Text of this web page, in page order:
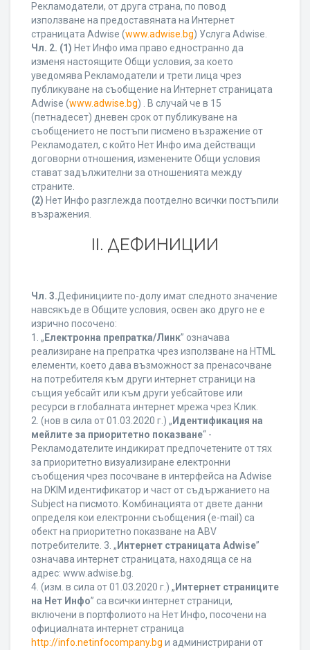
Рекламодатели, от друга страна, по повод
използване на предоставяната на Интернет
страницата Adwise (www.adwise.bg) Услуга Adwise.
Чл. 2. (1) Нет Инфо има право едностранно да
изменя настоящите Общи условия, за което
уведомява Рекламодатели и трети лица чрез
публикуване на съобщение на Интернет страницата
Adwise (www.adwise.bg) . В случай че в 15
(петнадесет) дневен срок от публикуване на
съобщението не постъпи писмено възражение от
Рекламодател, с който Нет Инфо има действащи
договорни отношения, изменените Общи условия
стават задължителни за отношенията между
страните.
(2) Нет Инфо разглежда поотделно всички постъпили
възражения.
ІІ. ДЕФИНИЦИИ
Чл. 3.Дефинициите по-долу имат следното значение
навсякъде в Общите условия, освен ако друго не е
изрично посочено:
1. „ Електронна препратка/Линк” означава
реализиране на препратка чрез използване на HTML
елементи, което дава възможност за пренасочване
на потребителя към други интернет страници на
същия уебсайт или към други уебсайтове или
ресурси в глобалната интернет мрежа чрез Клик.
2. (нов в сила от 01.03.2020 г.) „ Идентификация на
мейлите за приоритетно показване“ -
Рекламодателите индикират предпочетените от тях
за приоритетно визуализиране електронни
съобщения чрез посочване в интерфейса на Adwise
на DKIM идентификатор и част от съдържанието на
Subject на писмото. Комбинацията от двете данни
определя кои електронни съобщения (e-mail) са
обект на приоритетно показване на ABV
потребителите. 3. „ Интернет страницата Adwise”
означава интернет страницата, находяща се на
адрес: www.adwise.bg.
4. (изм. в сила от 01.03.2020 г.) „ Интернет страниците
на Нет Инфо” са всички интернет страници,
включени в портфолиото на Нет Инфо, посочени на
официалната интернет страница
http://info.netinfocompany.bg и администрирани от